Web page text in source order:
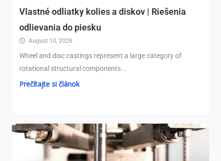
Vlastné odliatky kolies a diskov | Riešenia
odlievania do piesku
August 10, 2026
Wheel and disc castings represent a large category of
rotational structural components...
Prečítajte si článok